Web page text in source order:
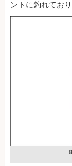
ントに釣れてお